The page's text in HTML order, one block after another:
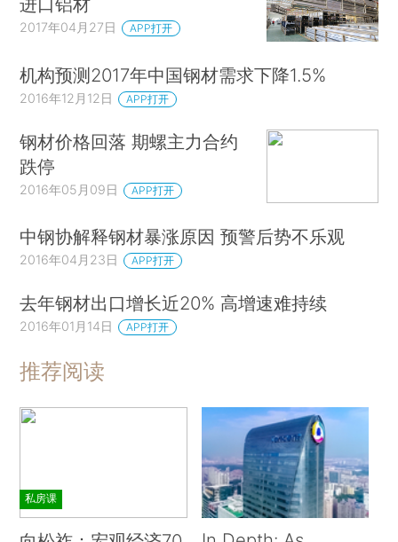
2017年04月27日 APP打开
机构预测2017年中国钢材需求下降1.5%
2016年12月12日 APP打开
钢材价格回落 期螺主力合约
跌停
2016年05月09日 APP打开
中钢协解释钢材暴涨原因 预警后势不乐观
2016年04月23日 APP打开
去年钢材出口增长近20% 高增速难持续
2016年01月14日 APP打开
推荐阅读
私房课